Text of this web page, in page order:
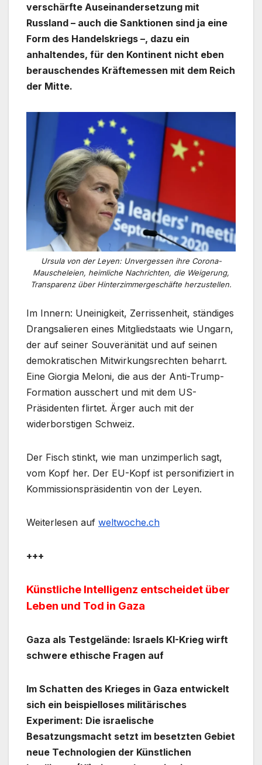
verschärfte Auseinandersetzung mit
Russland – auch die Sanktionen sind ja eine
Form des Handelskriegs –, dazu ein
anhaltendes, für den Kontinent nicht eben
berauschendes Kräftemessen mit dem Reich
der Mitte.
Ursula von der Leyen: Unvergessen ihre Corona-
Mauscheleien, heimliche Nachrichten, die Weigerung,
Transparenz über Hinterzimmergeschäfte herzustellen.
Im Innern: Uneinigkeit, Zerrissenheit, ständiges
Drangsalieren eines Mitgliedstaats wie Ungarn,
der auf seiner Souveränität und auf seinen
demokratischen Mitwirkungsrechten beharrt.
Eine Giorgia Meloni, die aus der Anti-Trump-
Formation ausschert und mit dem US-
Präsidenten flirtet. Ärger auch mit der
widerborstigen Schweiz.
Der Fisch stinkt, wie man unzimperlich sagt,
vom Kopf her. Der EU-Kopf ist personifiziert in
Kommissionspräsidentin von der Leyen.
Weiterlesen auf weltwoche.ch
+++
Künstliche Intelligenz entscheidet über
Leben und Tod in Gaza
Gaza als Testgelände: Israels KI-Krieg wirft
schwere ethische Fragen auf
Im Schatten des Krieges in Gaza entwickelt
sich ein beispielloses militärisches
Experiment: Die israelische
Besatzungsmacht setzt im besetzten Gebiet
neue Technologien der Künstlichen